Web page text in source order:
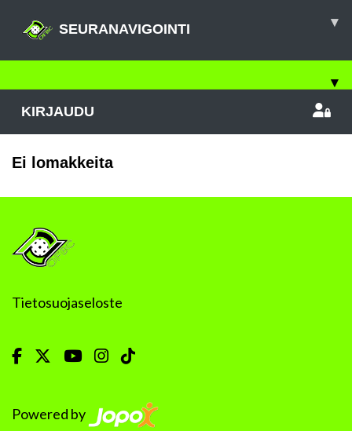
SEURANAVIGOINTI ▾
▾
KIRJAUDU
Ei lomakkeita
Tietosuojaseloste
Powered by